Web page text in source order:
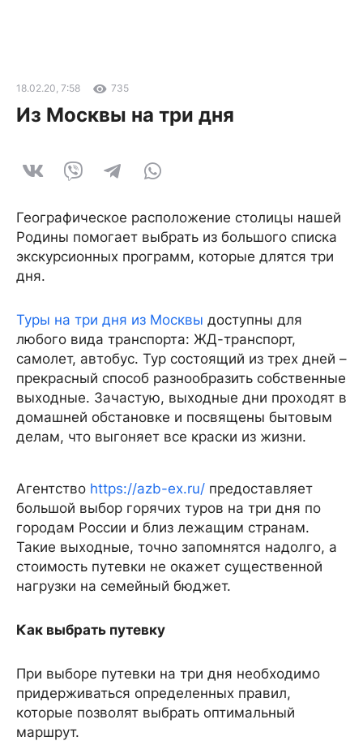
18.02.20, 7:58 735
Из Москвы на три дня
Географическое расположение столицы нашей
Родины помогает выбрать из большого списка
экскурсионных программ, которые длятся три
дня.
Туры на три дня из Москвы доступны для
любого вида транспорта: ЖД-транспорт,
самолет, автобус. Тур состоящий из трех дней –
прекрасный способ разнообразить собственные
выходные. Зачастую, выходные дни проходят в
домашней обстановке и посвящены бытовым
делам, что выгоняет все краски из жизни.
Агентство https://azb-ex.ru/ предоставляет
большой выбор горячих туров на три дня по
городам России и близ лежащим странам.
Такие выходные, точно запомнятся надолго, а
стоимость путевки не окажет существенной
нагрузки на семейный бюджет.
Как выбрать путевку
При выборе путевки на три дня необходимо
придерживаться определенных правил,
которые позволят выбрать оптимальный
маршрут.